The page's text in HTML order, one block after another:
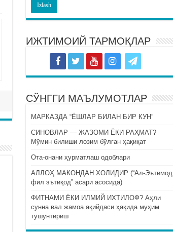
ИЖТИМОИЙ ТАРМОҚЛАР
СЎНГГИ МАЪЛУМОТЛАР
МАРКАЗДА “ЁШЛАР БИЛАН БИР КУН”
СИНОВЛАР — ЖАЗОМИ ЁКИ РАҲМАТ?
Мўмин билиши лозим бўлган ҳақиқат
Ота-онани ҳурматлаш одоблари
АЛЛОҲ МАКОНДАН ХОЛИДИР (“Ал-Эътимод
фил эътиқод” асари асосида)
ФИТНАМИ ЁКИ ИЛМИЙ ИХТИЛОФ? Аҳли
сунна вал жамоа ақийдаси ҳақида муҳим
тушунтириш